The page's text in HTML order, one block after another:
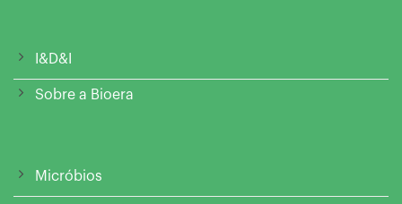
I&D&I
Sobre a Bioera
Micróbios